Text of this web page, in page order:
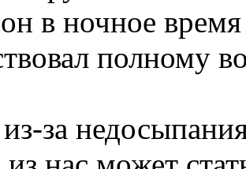
в ночное
полному
за